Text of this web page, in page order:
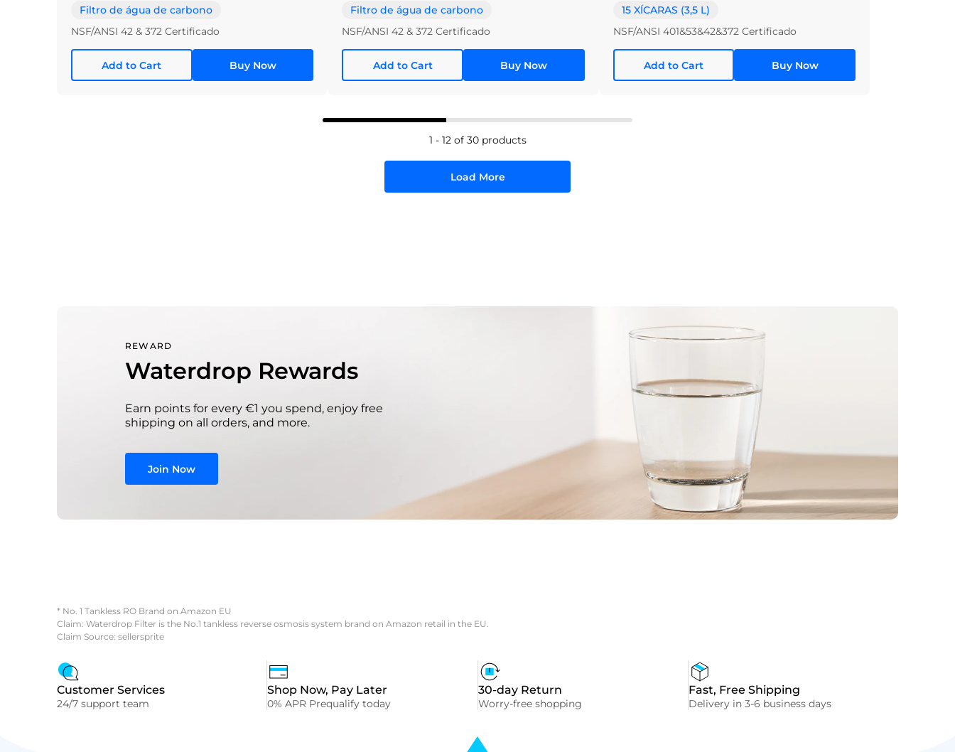
Filtro de água de carbono
NSF/ANSI 42 & 372 Certificado
Add to Cart Buy Now
Filtro de água de carbono
NSF/ANSI 42 & 372 Certificado
Add to Cart Buy Now
15 XÍCARAS (3,5 L)
NSF/ANSI 401&53&42&372 Certificado
Add to Cart Buy Now
1 - 12 of 30 products
Load More
REWARD
Waterdrop Rewards
Earn points for every €1 you spend, enjoy free
shipping on all orders, and more.
Join Now
* No. 1 Tankless RO Brand on Amazon EU
Claim: Waterdrop Filter is the No.1 tankless reverse osmosis system brand on Amazon retail in the EU.
Claim Source: sellersprite
Customer Services
24/7 support team
Shop Now, Pay Later
0% APR Prequalify today
30-day Return
Worry-free shopping
Fast, Free Shipping
Delivery in 3-6 business days